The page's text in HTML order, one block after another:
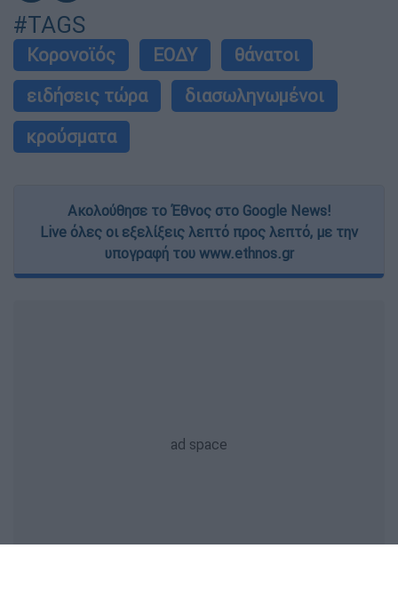
#TAGS
Κορονοϊός ΕΟΔΥ
θάνατοι
ειδήσεις τώρα
διασωληνωμένοι
κρούσματα
Ακολούθησε το Έθνος στο Google News!
Live όλες οι εξελίξεις λεπτό προς λεπτό, με την
υπογραφή του www.ethnos.gr